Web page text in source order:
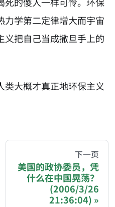
力学第二定律增大而宇宙
义把自己当成撒旦手上的
类大概才真正地环保主义
chzhshch.blog, a
on behalf of a user,
下一页
美国的政协委员，凭
什么在中国晃荡？
(2006/3/26
21:36:04)